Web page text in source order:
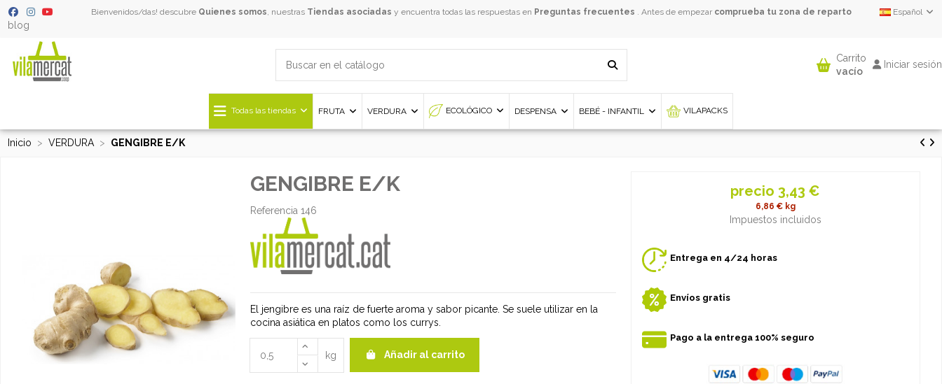
blog
Bienvenidos/das! descubre Quienes somos, nuestras Tiendas asociadas y encuentra todas las respuestas en Preguntas frecuentes . Antes de empezar comprueba tu zona de reparto Español
Carrito
vacío
Iniciar sesión
Todas las tiendas FRUTA VERDURA ECOLÓGICO DESPENSA BEBÉ - INFANTIL VILAPACKS
Inicio VERDURA GENGIBRE E/K
GENGIBRE E/K
Referencia 146
El jengibre es una raíz de fuerte aroma y sabor picante. Se suele utilizar en la
cocina asiática en platos como los currys.
kg Añadir al carrito
precio 3,43 €
6,86 € kg
Impuestos incluidos
Entrega en 4/24 horas
Envíos gratis
Pago a la entrega 100% seguro